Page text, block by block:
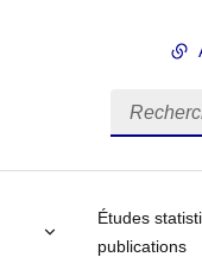
Études
publications